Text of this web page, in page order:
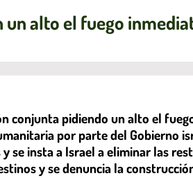
un alto el fuego
conjunta pidiendo un alto el
por parte del Gobierno
se insta a Israel a eliminar las
y se denuncia la